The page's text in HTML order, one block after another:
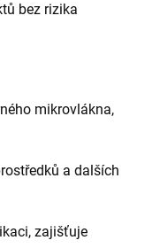
bez rizika
mikrovlákna,
a dalších
zajišťuje